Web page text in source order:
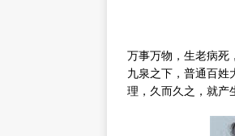
万事万物，生老病死
九泉之下，普通百姓
理，久而久之，就产